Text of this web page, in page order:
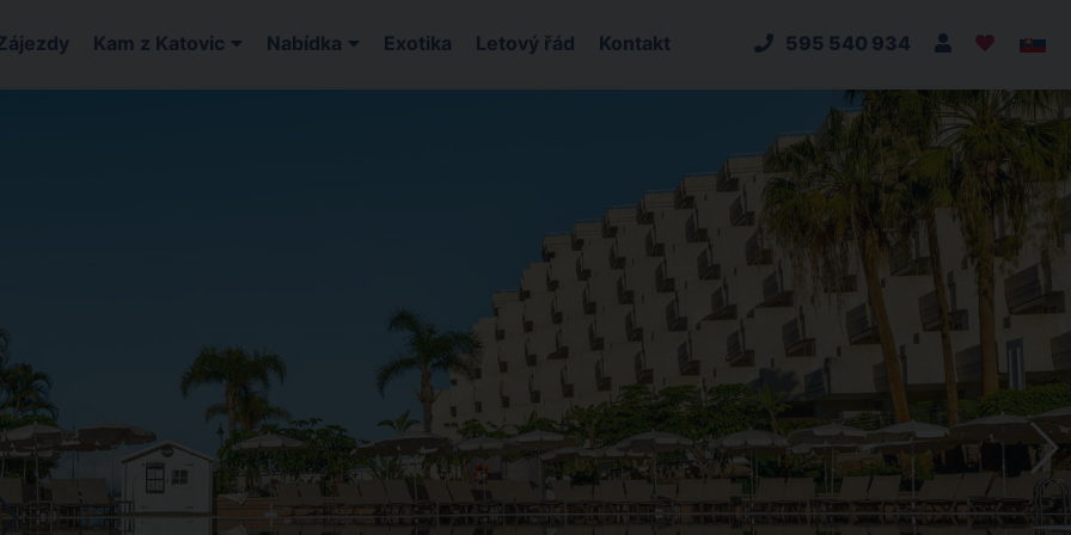
Kam z Katovic Nabídka Exotika Letový řád Kontakt 595 540 934